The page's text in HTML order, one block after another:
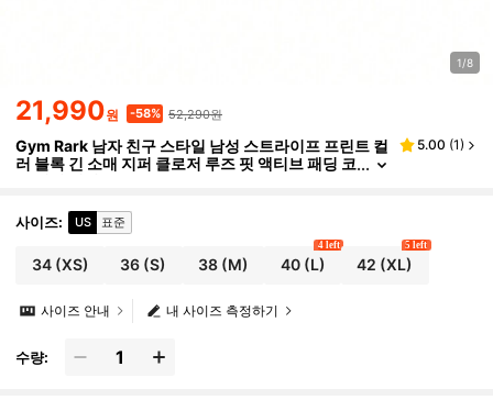
1/8
21,990원 -58% 52,290원
Gym Rark 남자 친구 스타일 남성 스트라이프 프린트 컬
러 블록 긴 소매 지퍼 클로저 루즈 핏 액티브 패딩 코
5.00 (1)
사이즈: US 표준
34(XS) 36 (S) 38(M) 40(L)
4 left
42 (XL)
5 left
내 사이즈 측정하기
사이즈 안내
수량: